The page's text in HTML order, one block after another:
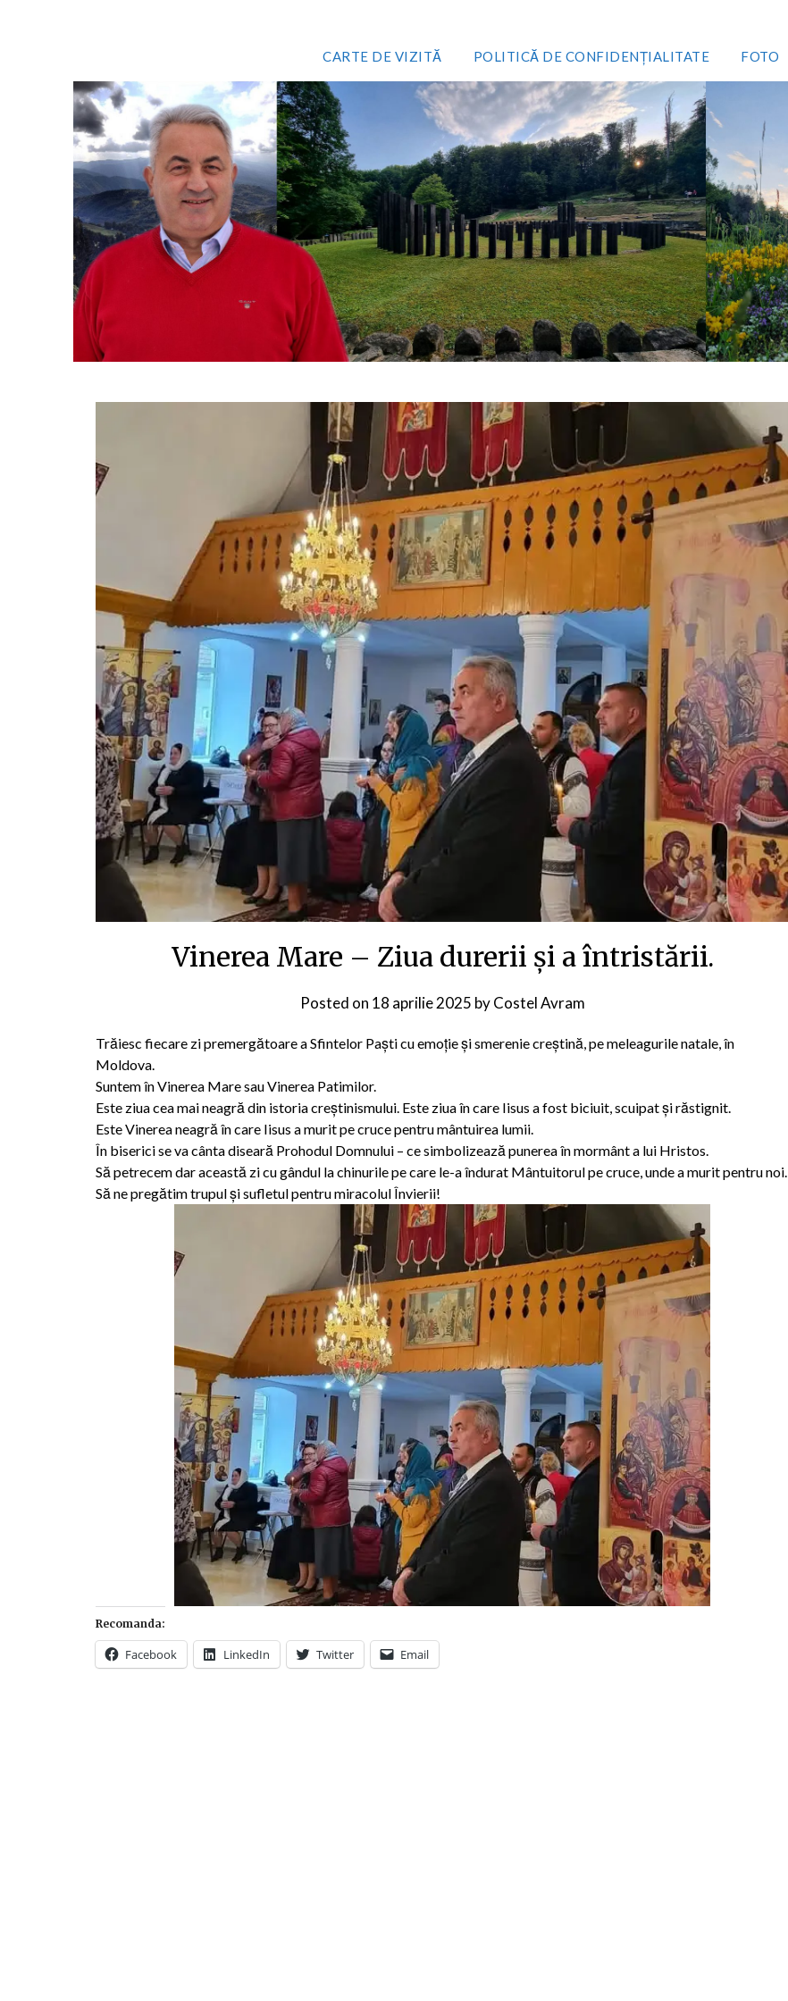
CARTE DE VIZITĂ POLITICĂ DE CONFIDENȚIALITATE FOTO
Vinerea Mare – Ziua durerii și a întristării.
Posted on 18 aprilie 2025 byCostel Avram
Trăiesc fiecare zi premergătoare a Sfintelor Paști cu emoție și smerenie creștină, pe meleagurile natale, în
Moldova.
Suntem în Vinerea Mare sau Vinerea Patimilor.
Este ziua cea mai neagră din istoria creştinismului. Este ziua în care Iisus a fost biciuit, scuipat şi răstignit.
Este Vinerea neagră în care Iisus a murit pe cruce pentru mântuirea lumii.
În biserici se va cânta diseară Prohodul Domnului – ce simbolizează punerea în mormânt a lui Hristos.
Să petrecem dar această zi cu gândul la chinurile pe care le-a îndurat Mântuitorul pe cruce, unde a murit pentru noi.
Să ne pregătim trupul și sufletul pentru miracolul Învierii!
Recomanda:
Facebook LinkedIn Twitter Email